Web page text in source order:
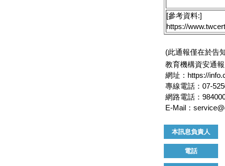
[參考資料:]
https://
(此通報僅在於告
教育機構資安通
網址：https://
專線電話：07-
網路電話：
E-Mail：
本訊息負責人
電話